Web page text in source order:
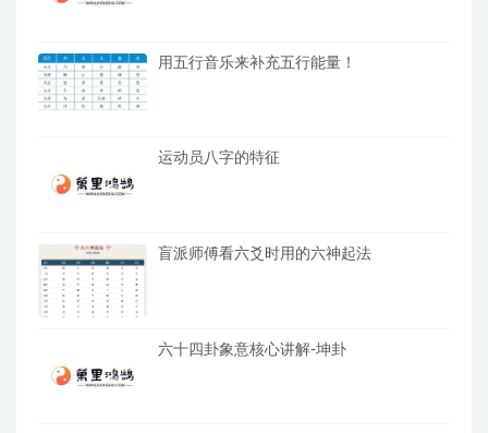
用五行音乐来补充五行能量！
运动员八字的特征
盲派师傅看六爻时用的六神起法
六十四卦象意核心讲解-坤卦